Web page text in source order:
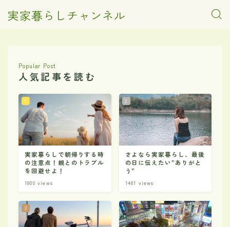
実家暮らしチャンネル
Popular Post
人気記事を読む
実家暮らしで朝帰りする時
の注意点！親とのトラブル
を回避せよ！
1800 views
さよなら実家暮らし、最後
の日に伝えたい”ありがと
う”
1481 views